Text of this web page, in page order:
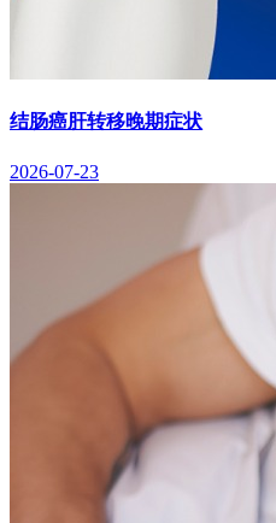
结肠癌肝转移晚期症状
2026-07-23